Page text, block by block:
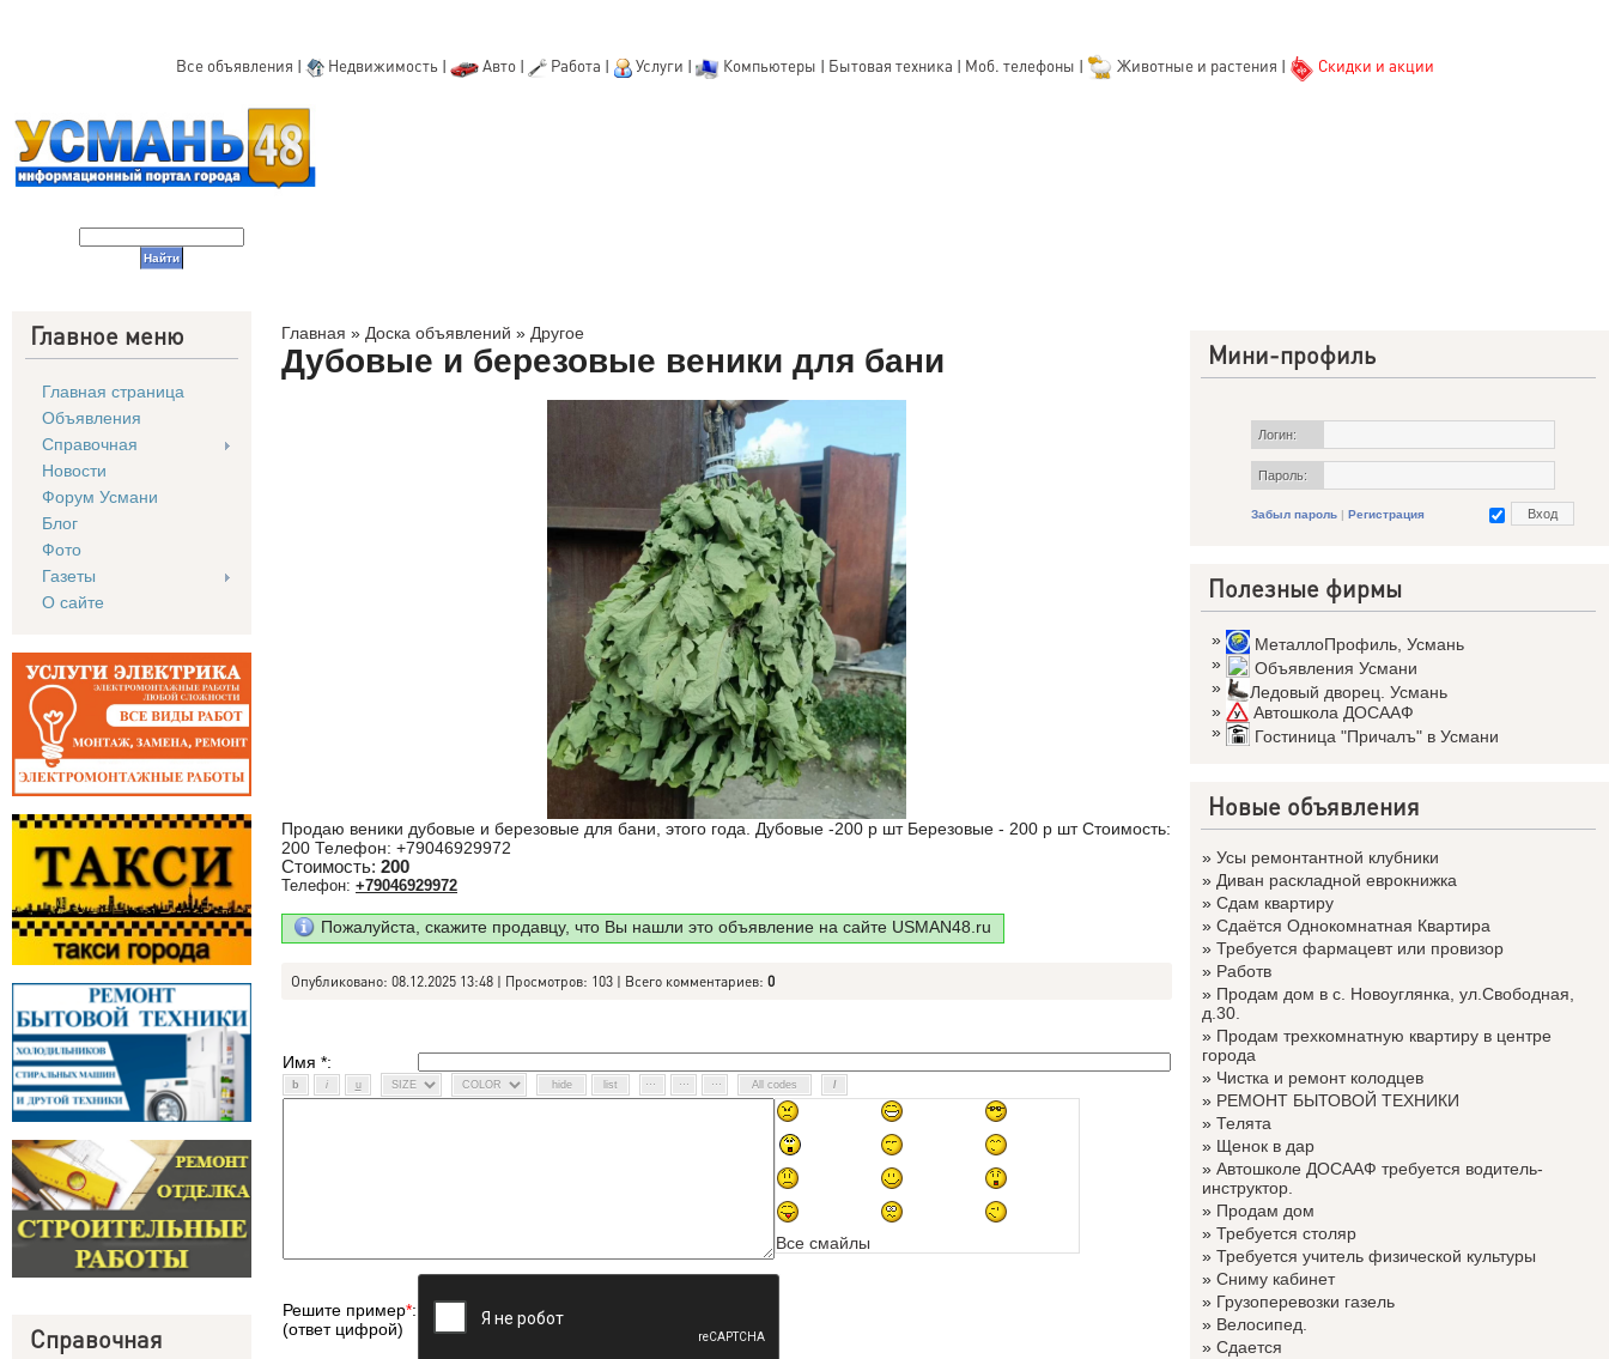
Все объявления | Недвижимость | Авто| Работа | Услуги | Компьютеры | Бытовая техника | Моб. телефоны | Животные и растения | Скидки и акции
Главное меню
Главная страница
Объявления
Справочная
Новости
Форум Усмани
Блог
Фото
Газеты
О сайте
Справочная
Главная » Доска объявлений » Другое
Дубовые и березовые веники для бани
Продаю веники дубовые и березовые для бани, этого года. Дубовые -200 р шт Березовые - 200 р шт Стоимость:
200 Телефон: +79046929972
Стоимость: 200
Телефон: +79046929972
Пожалуйста, скажите продавцу, что Вы нашли это объявление на сайте USMAN48.ru
Опубликовано: 08.12.2025 13:48 | Просмотров: 103 | Всего комментариев: 0
Имя *:
Все смайлы
Решите пример*:
(ответ цифрой)
Мини-профиль
Логин:
Пароль:
Забыл пароль | Регистрация
Полезные фирмы
» МеталлоПрофиль Усмань
»
Объявления Усмани
»
Ледовый дворец. Усмань
»
Автошкола ДОСААФ
»
Гостиница "Причалъ" в Усмани
Новые объявления
» Усы ремонтантной клубники
» Диван раскладной еврокнижка
» Сдам квартиру
» Сдаётся Однокомнатная Квартира
» Требуется фармацевт или провизор
» Работв
» Продам дом в с. Новоуглянка, ул.Свободная,
д.30.
» Продам трехкомнатную квартиру в центре
города
» Чистка и ремонт колодцев
» РЕМОНТ БЫТОВОЙ ТЕХНИКИ
» Телята
» Щенок в дар
» Автошколе ДОСААФ требуется водитель-
инструктор.
» Продам дом
» Требуется столяр
» Требуется учитель физической культуры
» Сниму кабинет
» Грузоперевозки газель
» Велосипед.
» Сдается